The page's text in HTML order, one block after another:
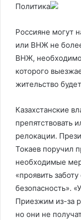
Политика
Россияне могут
или ВНЖ не
ВНЖ, необходимо
которого
жительство
Казахстанские
препятствовать
релокации.
Токаев поручил
необходимые
«проявить
безопасность».
Приезжим из-за
но они не